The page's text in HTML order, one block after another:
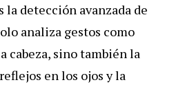
la detección avanzada de
analiza gestos como
cabeza, sino también la
en los ojos y la